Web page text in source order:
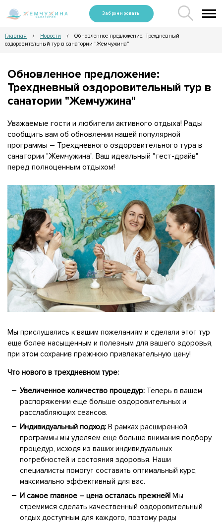
Забронировать
Главная / Новости /
Обновленное предложение: Трехдневный
оздоровительный тур в санатории "Жемчужина"
Обновленное предложение:
Трехдневный оздоровительный тур в
санатории "Жемчужина"
Уважаемые гости и любители активного отдыха! Рады
сообщить вам об обновлении нашей популярной
программы – Трехдневного оздоровительного тура в
санатории "Жемчужина". Ваш идеальный "тест-драйв"
перед полноценным отдыхом!
Мы прислушались к вашим пожеланиям и сделали этот тур
еще более насыщенным и полезным для вашего здоровья,
при этом сохранив прежнюю привлекательную цену!
Что нового в трехдневном туре:
Увеличенное количество процедур: Теперь в вашем
распоряжении еще больше оздоровительных и
расслабляющих сеансов.
Индивидуальный подход: В рамках расширенной
программы мы уделяем еще больше внимания подбору
процедур, исходя из ваших индивидуальных
потребностей и состояния здоровья. Наши
специалисты помогут составить оптимальный курс,
максимально эффективный для вас.
И самое главное – цена осталась прежней! Мы
стремимся сделать качественный оздоровительный
отдых доступным для каждого, поэтому рады